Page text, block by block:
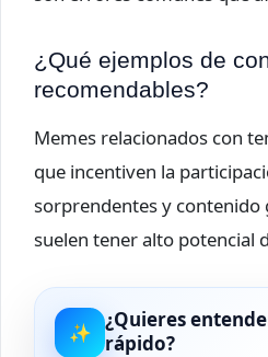
¿Qué ejemplos de
recomendables?
Memes relacionados con
que incentiven la
sorprendentes y
suelen tener alto potencial
✨
¿Quieres
rápido?